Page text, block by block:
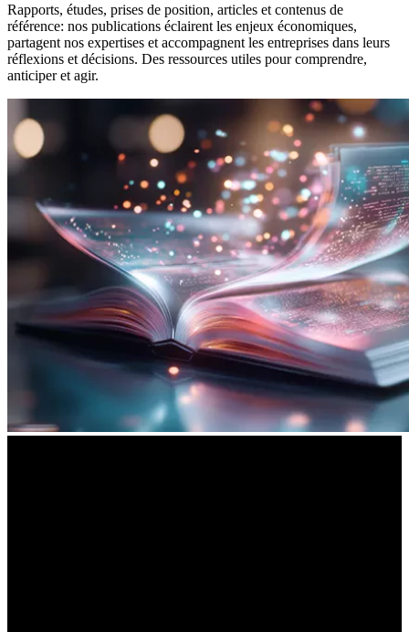
Rapports, études, prises de position, articles et contenus de
référence: nos publications éclairent les enjeux économiques,
partagent nos expertises et accompagnent les entreprises dans leurs
réflexions et décisions. Des ressources utiles pour comprendre,
anticiper et agir.